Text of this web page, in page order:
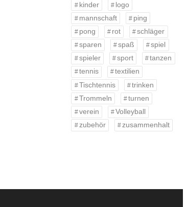
kinder
logo
mannschaft
ping
pong
rot
schläger
sparen
spaß
spiel
spieler
sport
tanzen
tennis
textilien
Tischtennis
trinken
Trommeln
turnen
verein
Volleyball
zubehör
zusammenhalt